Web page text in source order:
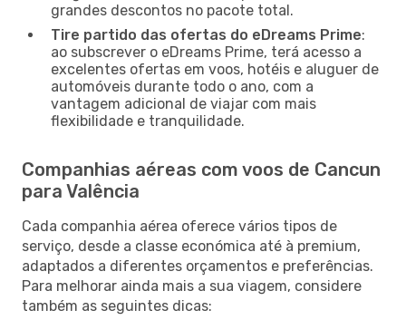
grandes descontos no pacote total.
Tire partido das ofertas do eDreams Prime:
ao subscrever o eDreams Prime, terá acesso a
excelentes ofertas em voos, hotéis e aluguer de
automóveis durante todo o ano, com a
vantagem adicional de viajar com mais
flexibilidade e tranquilidade.
Companhias aéreas com voos de Cancun
para Valência
Cada companhia aérea oferece vários tipos de
serviço, desde a classe económica até à premium,
adaptados a diferentes orçamentos e preferências.
Para melhorar ainda mais a sua viagem, considere
também as seguintes dicas: